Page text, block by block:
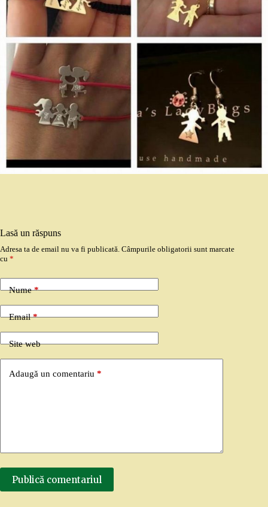
Lasă un răspuns
Adresa ta de email nu va fi publicată. Câmpurile obligatorii sunt marcate
cu *
Nume*
Email*
Site web
Adaugă un comentariu *
Publică comentariul